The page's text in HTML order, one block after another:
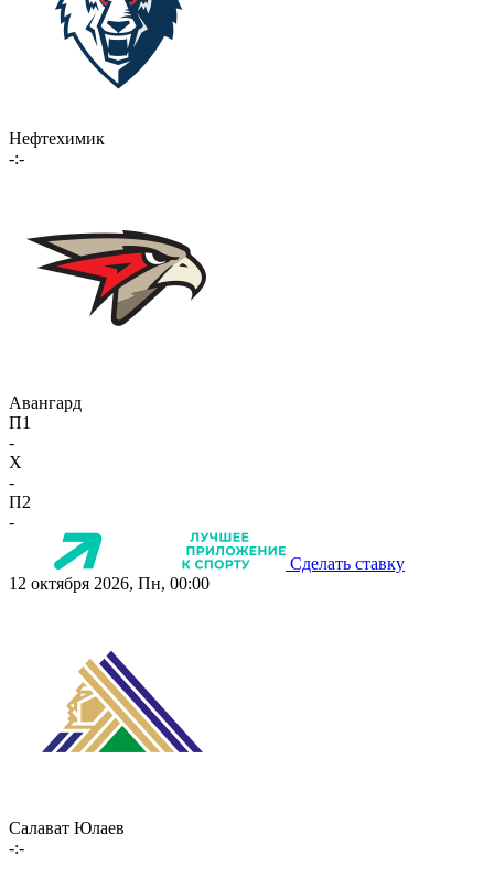
Нефтехимик
-:-
Авангард
П1
-
X
-
П2
-
Сделать ставку
12 октября 2026, Пн, 00:00
Салават Юлаев
-:-